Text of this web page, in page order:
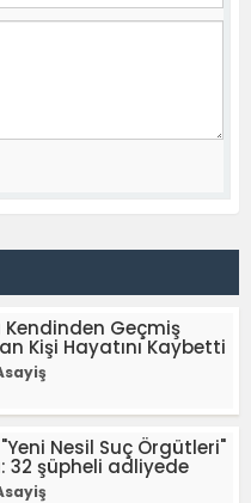
Geçmiş
Kişi Hayatını Kaybetti
Nesil Suç Örgütleri"
32 şüpheli adliyede